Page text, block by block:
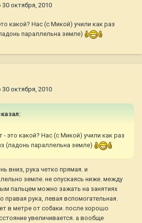
30 октября, 2010
какой? Нас (с Микой) учили как раз
параллельна земле)
30 октября, 2010
это какой? Нас (с Микой) учили как раз
(ладонь параллельна земле)
вниз, рука четко прямая. и
земле. не опускаясь ниже. между
пальцем можно зажать на занятиях
правая рука, левая вспомогательная.
в метре от собаки. после хорошо
увеличивается. а вообще